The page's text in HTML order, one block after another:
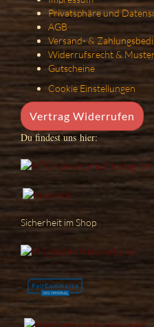
Privatsphäre und
AGB
Versand- &
Widerrufsrecht &
Gutscheine
Cookie Einstellungen
Vertrag Widerrufen
Du findest uns hier:
Sicherheit im Shop